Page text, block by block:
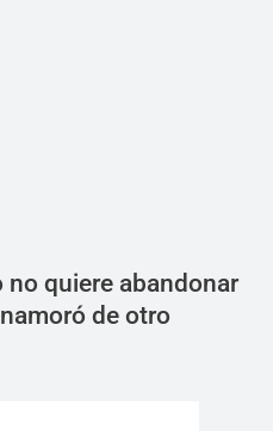
quiere abandonar
de otro